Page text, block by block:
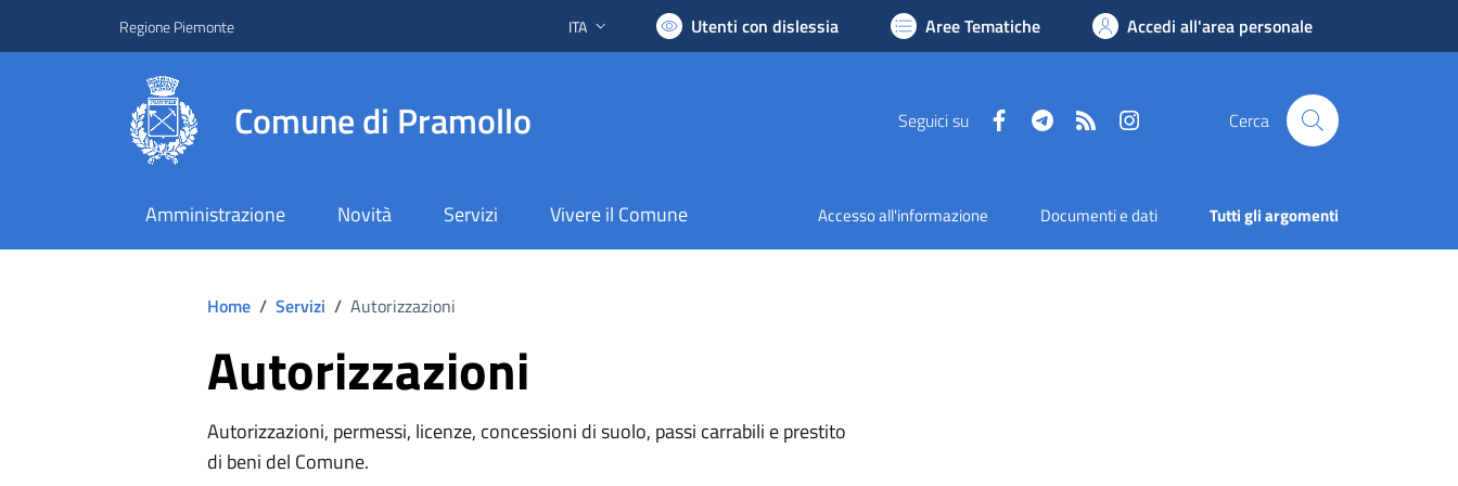
Regione Piemonte Lingua attiva:
ITA Utenti con dislessia Aree Tematiche Accedi all'area personale
Comune di Pramollo Seguici su FacebookTelegramRSS Cerca
Amministrazione Novità Servizi Vivere il Comune Accesso all'informazione Documenti e dati Tutti gli argomenti
Home / Servizi / Autorizzazioni
Autorizzazioni
Autorizzazioni, permessi, licenze, concessioni di suolo, passi carrabili e prestito
di beni del Comune.